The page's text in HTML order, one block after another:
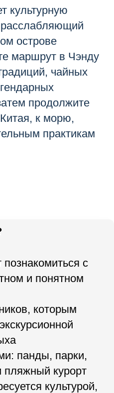
культурную
острове
маршрут в Чэнду
чайных
продолжите
к морю,
практикам
познакомиться с
и понятном
которым
панды, парки,
пляжный курорт
культурой,